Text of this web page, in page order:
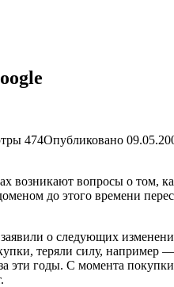
474Опубликовано
возникают вопросы о том,
до этого времени
заявили о следующих
теряли силу, например
эти годы. С момента